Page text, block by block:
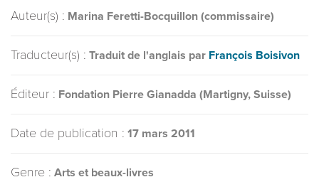
Auteur(s) : Marina Feretti-Bocquillon (commissaire)
Traducteur(s) : Traduit de l'anglais par François Boisivon
Éditeur : Fondation Pierre Gianadda (Martigny, Suisse)
Date de publication : 17 mars 2011
Genre : Arts et beaux-livres